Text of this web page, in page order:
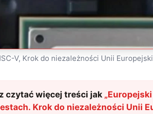
V, Krok do niezależności Unii
czytać więcej treści jak „Europejski
Krok do niezależności Unii